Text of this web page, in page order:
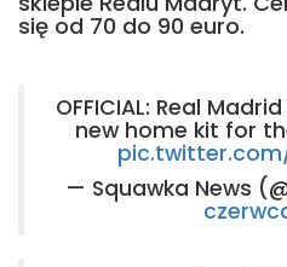
się od 70 do 90 euro.
OFFICIAL: Real
new home kit for
— Squawka News